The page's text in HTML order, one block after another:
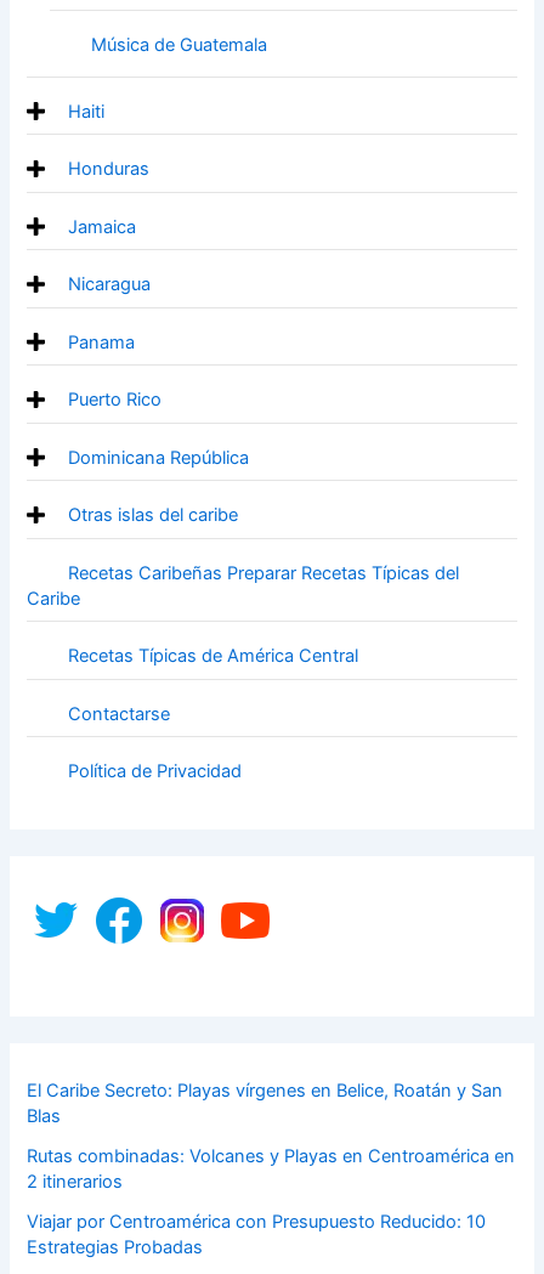
Música de Guatemala
Haiti
Honduras
Jamaica
Nicaragua
Panama
Puerto Rico
Dominicana República
Otras islas del caribe
Recetas Caribeñas Preparar Recetas Típicas del
Caribe
Recetas Típicas de América Central
Contactarse
Política de Privacidad
El Caribe Secreto: Playas vírgenes en Belice, Roatán y San
Blas
Rutas combinadas: Volcanes y Playas en Centroamérica en
2 itinerarios
Viajar por Centroamérica con Presupuesto Reducido: 10
Estrategias Probadas